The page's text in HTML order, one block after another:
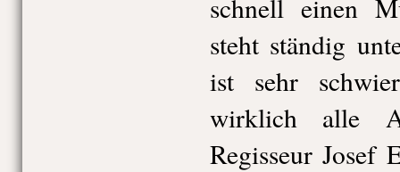
schnell einen
steht ständig
ist sehr
wirklich alle
Regisseur Josef